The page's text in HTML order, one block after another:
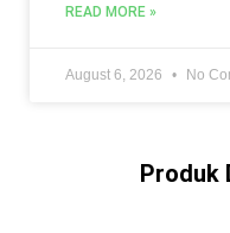
READ MORE »
August 6, 2026 No
Produk